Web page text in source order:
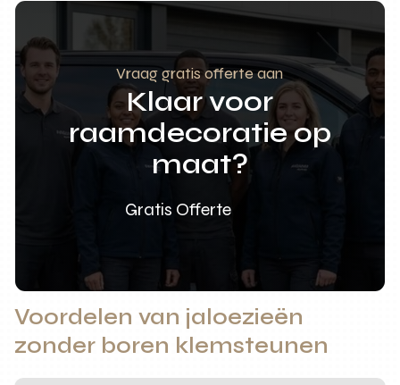
Vraag gratis offerte aan
Klaar voor
raamdecoratie op
maat?
Gratis Offerte
Voordelen van jaloezieën
zonder boren klemsteunen